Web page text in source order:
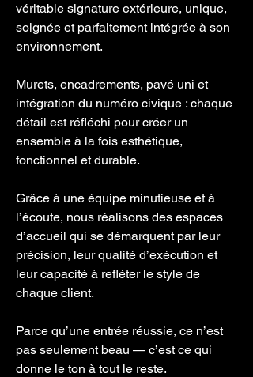
véritable signature extérieure, unique,
soignée et parfaitement intégrée à son
environnement.
Murets, encadrements, pavé uni et
intégration du numéro civique : chaque
détail est réfléchi pour créer un
ensemble à la fois esthétique,
fonctionnel et durable.
Grâce à une équipe minutieuse et à
l’écoute, nous réalisons des espaces
d’accueil qui se démarquent par leur
précision, leur qualité d’exécution et
leur capacité à refléter le style de
chaque client.
Parce qu’une entrée réussie, ce n’est
pas seulement beau — c’est ce qui
donne le ton à tout le reste.